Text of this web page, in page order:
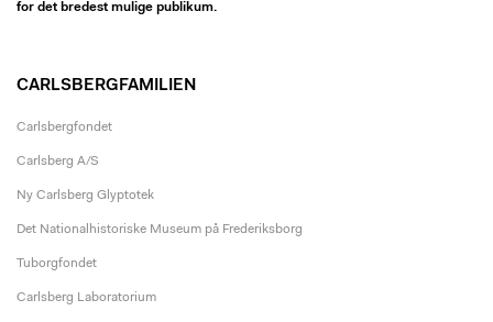
for det bredest mulige publikum.
CARLSBERGFAMILIEN
Carlsbergfondet
Carlsberg A/S
Ny Carlsberg Glyptotek
Det Nationalhistoriske Museum på Frederiksborg
Tuborgfondet
Carlsberg Laboratorium